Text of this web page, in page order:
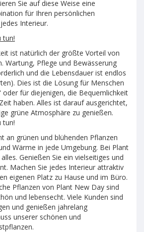
Sie auf diese Weise eine
für Ihren persönlichen
Interieur.
tun!
ist natürlich der größte Vorteil von
Wartung, Pflege und Bewässerung
und die Lebensdauer ist endlos
Dies ist die Lösung für Menschen
für diejenigen, die Bequemlichkeit
haben. Alles ist darauf ausgerichtet,
grüne Atmosphäre zu genießen.
tun!
an grünen und blühenden Pflanzen
Wärme in jede Umgebung. Bei Plant
Genießen Sie ein vielseitiges und
Machen Sie jedes Interieur attraktiv
eigenen Platz zu Hause und im Büro.
Pflanzen von Plant New Day sind
und lebensecht. Viele Kunden sind
und genießen jahrelang
unserer schönen und